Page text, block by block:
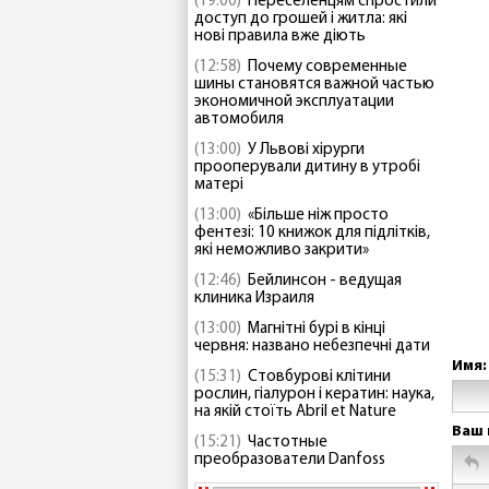
доступ до грошей і житла: які
нові правила вже діють
(12:58) Почему современные
шины становятся важной частью
экономичной эксплуатации
автомобиля
(13:00) У Львові хірурги
прооперували дитину в утробі
матері
(13:00) «Більше ніж просто
фентезі: 10 книжок для підлітків,
які неможливо закрити»
(12:46) Бейлинсон - ведущая
клиника Израиля
(13:00) Магнітні бурі в кінці
червня: названо небезпечні дати
(15:31) Стовбурові клітини
рослин, гіалурон і кератин: наука,
на якій стоїть Abril et Nature
(15:21) Частотные
преобразователи Danfoss
Имя:
Ваш